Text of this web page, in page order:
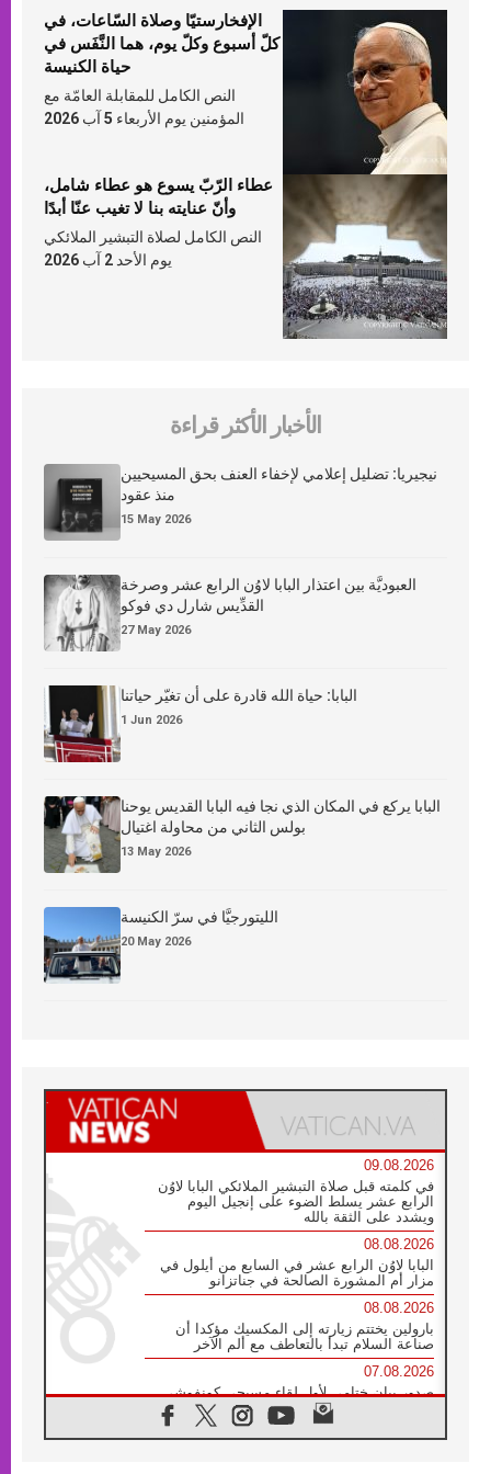
الإفخارستيّا وصلاة السّاعات، في
كلّ أسبوع وكلّ يوم، هما النَّفَس في
حياة الكنيسة
النص الكامل للمقابلة العامّة مع
المؤمنين يوم الأربعاء 5 آب 2026
عطاء الرّبّ يسوع هو عطاء شامل،
وأنّ عنايته بنا لا تغيب عنّا أبدًا
النص الكامل لصلاة التبشير الملائكي
يوم الأحد 2 آب 2026
الأخبار الأكثر قراءة
نيجيريا: تضليل إعلامي لإخفاء العنف بحق المسيحيين
منذ عقود
15 May 2026
العبوديَّة بين اعتذار البابا لاوُن الرابع عشر وصرخة
القدِّيس شارل دي فوكو
27 May 2026
البابا: حياة الله قادرة على أن تغيّر حياتنا
1 Jun 2026
البابا يركع في المكان الذي نجا فيه البابا القديس يوحنا
بولس الثاني من محاولة اغتيال
13 May 2026
الليتورجيَّا في سرّ الكنيسة
20 May 2026
09.08.2026
في كلمته قبل صلاة التبشير الملائكي البابا لاوُن
الرابع عشر يسلط الضوء على إنجيل اليوم
ويشدد على الثقة بالله
08.08.2026
البابا لاوُن الرابع عشر في السابع من أيلول في
مزار أم المشورة الصالحة في جناتزانو
08.08.2026
بارولين يختتم زيارته إلى المكسيك مؤكدا أن
صناعة السلام تبدأ بالتعاطف مع ألم الآخر
07.08.2026
صدور بيان ختامي لأول لقاء مسيحي كونفوشي
بمشاركة الدائرة الفاتيكانية للحوار بين الأديان
07.08.2026